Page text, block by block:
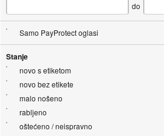
do
Samo PayProtect oglasi
Stanje
novo s etiketom
novo bez etikete
malo nošeno
rabljeno
oštećeno / neispravno